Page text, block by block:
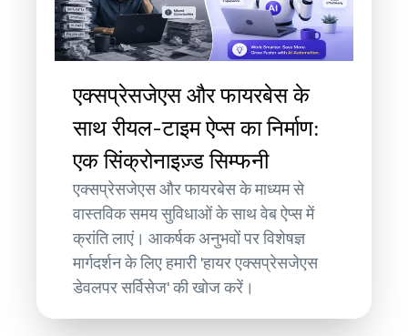
एक्सप्रेसजेएस और फायरबेस के
साथ रीयल-टाइम ऐप्स का निर्माण:
एक सिंक्रोनाइज़्ड सिम्फनी
एक्सप्रेसजेएस और फायरबेस के माध्यम से
वास्तविक समय सुविधाओं के साथ वेब ऐप्स में
क्रांति लाएं। आकर्षक अनुभवों पर विशेषज्ञ
मार्गदर्शन के लिए हमारी 'हायर एक्सप्रेसजेएस
डेवलपर सर्विसेज' की खोज करें।